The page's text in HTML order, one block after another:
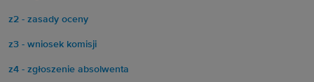
z2 - zasady oceny
z3 - wniosek komisji
z4 - zgłoszenie absolwenta